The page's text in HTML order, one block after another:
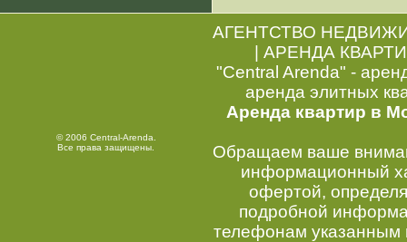
© 2006 Central-Arenda.
Все права защищены.
АГЕНТСТВО
|АРЕНДА
"Central Arenda" -
аренда элитных
Аренда квартир в
Обращаем ваше
информационный
офертой,
подробной
телефонам указанным